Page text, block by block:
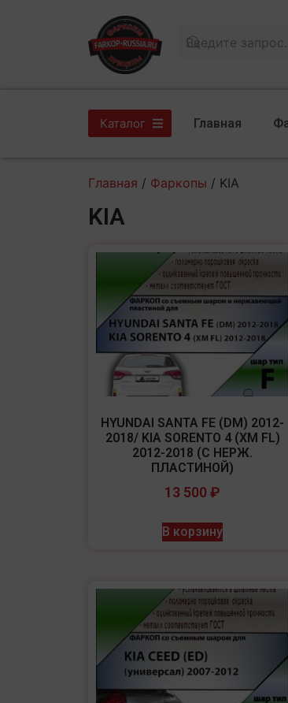
Каталог Главная
Главная / Фаркопы / KIA
KIA
HYUNDAI SANTA FE (DM) 2012-
2018/ KIA SORENTO 4 (XM FL)
2012-2018 (C НЕРЖ.
ПЛАСТИНОЙ)
13 500 ₽
В корзину